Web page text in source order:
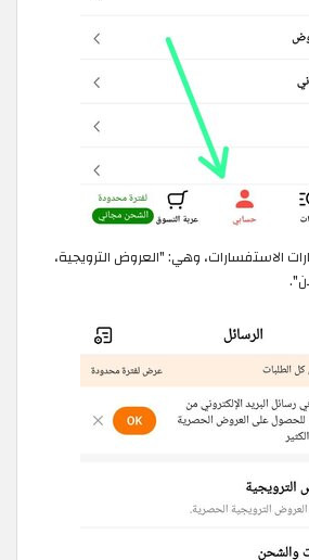
الاستفسارات، وهي: "العروض الترويجية،